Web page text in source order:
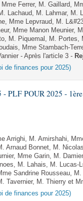
Ferrer, M. Gaillard,
Lachaud, M. Lahmar, M.
Mme Lepvraud, M.
Mme Manon Meunier,
M. Piquemal, M.
Mme Stambach-
- Après l'article 3 -
de finances pour 2025)
PLF POUR 2025 -
Arrighi, M. Amirshahi,
Arnaud Bonnet, M.
Mme Garin, M.
M. Lahais, M.
Sandrine Rousseau,
Tavernier, M. Thierry et
de finances pour 2025)